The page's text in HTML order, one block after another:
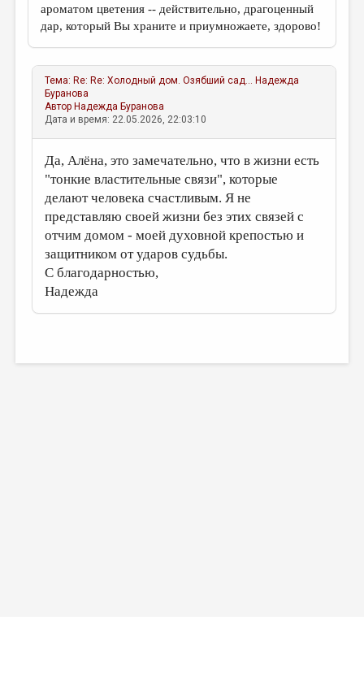
ароматом цветения -- действительно, драгоценный
дар, который Вы храните и приумножаете, здорово!
Тема: Re: Re: Холодный дом. Озябший сад... Надежда
Буранова
Автор Надежда Буранова
Дата и время: 22.05.2026, 22:03:10
Да, Алёна, это замечательно, что в жизни есть
"тонкие властительные связи", которые
делают человека счастливым. Я не
представляю своей жизни без этих связей с
отчим домом - моей духовной крепостью и
защитником от ударов судьбы.
С благодарностью,
Надежда